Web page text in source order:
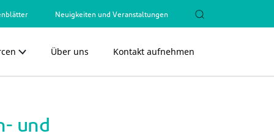
Neuigkeiten und Veranstaltungen
Über uns Kontakt aufnehmen
und